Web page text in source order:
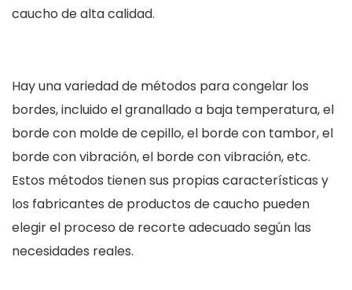
caucho de alta calidad.
Hay una variedad de métodos para congelar los
bordes, incluido el granallado a baja temperatura, el
borde con molde de cepillo, el borde con tambor, el
borde con vibración, el borde con vibración, etc.
Estos métodos tienen sus propias características y
los fabricantes de productos de caucho pueden
elegir el proceso de recorte adecuado según las
necesidades reales.